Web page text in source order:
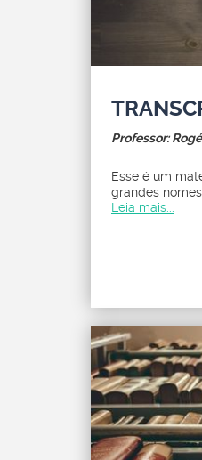
Professor:
Esse é um
grandes
jazz, cujo solo
Leia mais...